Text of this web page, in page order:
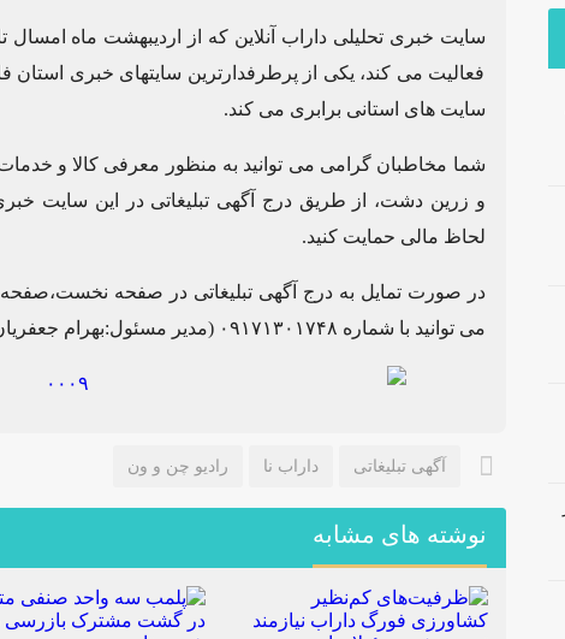
سایت خبری تحلیلی داراب آنلاین که از اردیبهشت ماه امسال
فعالیت می کند، یکی از پرطرفدارترین سایتهای خبری استان
سایت های استانی برابری می کند.
شما مخاطبان گرامی می توانید به منظور معرفی کالا و
و زرین دشت، از طریق درج آگهی تبلیغاتی در این سایت
لحاظ مالی حمایت کنید.
در صورت تمایل به درج آگهی تبلیغاتی در صفحه نخست،صفحه
می توانید با شماره ۰۹۱۷۱۳۰۱۷۴۸ (مدیر مسئول:بهرام جعفریان پور) تماس حاصل فرمایید.
آگهی تبلیغاتی داراب نا رادیو چن و ون
نوشته های مشابه